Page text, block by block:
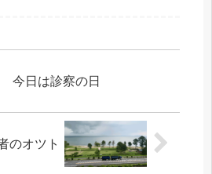
今日は診察の日
のオツト